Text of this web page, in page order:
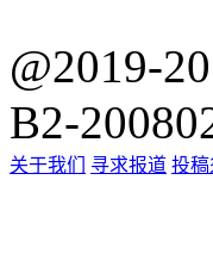
@2019-
B2-
关于我们 寻求报道 投稿